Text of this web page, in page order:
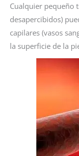
Cualquier pequeño
desapercibidos)
capilares (vasos
la superficie de la